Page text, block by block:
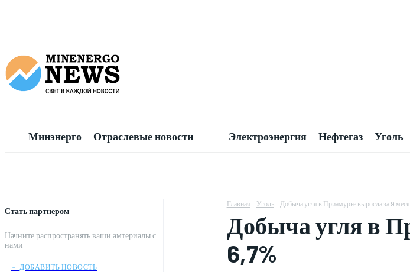
Минэнерго Отраслевые новости Электроэнергия Нефтегаз Уголь
Стать партнером
Начните распространять ваши амтериалы с
нами
﹢ ДОБАВИТЬ НОВОСТЬ
Главная Уголь Добыча угля в Приамурье выросла за 9
Добыча угля в
6,7%